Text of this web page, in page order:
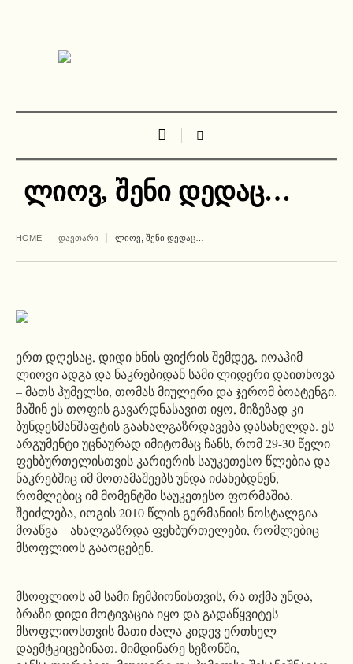
ლიოვ, შენი დედაც…
HOME ᲓᲐᲕᲗᲐᲠᲘ ᲚᲘᲝᲕ, ᲨᲔᲜᲘ ᲓᲔᲓᲐᲪ…
ერთ დღესაც, დიდი ხნის ფიქრის შემდეგ, იოაჰიმ
ლიოვი ადგა და ნაკრებიდან სამი ლიდერი დაითხოვა
– მათს ჰუმელსი, თომას მიულერი და ჯერომ ბოატენგი.
მაშინ ეს თოფის გავარდნასავით იყო, მიზეზად კი
ბუნდესმანშაფტის გაახალგაზრდავება დასახელდა. ეს
არგუმენტი უცნაურად იმიტომაც ჩანს, რომ 29-30 წელი
ფეხბურთელისთვის კარიერის საუკეთესო წლებია და
ნაკრებშიც იმ მოთამაშეებს უნდა იძახებდნენ,
რომლებიც იმ მომენტში საუკეთესო ფორმაშია.
შეიძლება, იოგის 2010 წლის გერმანიის ნოსტალგია
მოაწვა – ახალგაზრდა ფეხბურთელები, რომლებიც
მსოფლიოს გააოცებენ.
მსოფლიოს ამ სამი ჩემპიონისთვის, რა თქმა უნდა,
ბრაზი დიდი მოტივაცია იყო და გადაწყვიტეს
მსოფლიოსთვის მათი ძალა კიდევ ერთხელ
დაემტკიცებინათ. მიმდინარე სეზონში,